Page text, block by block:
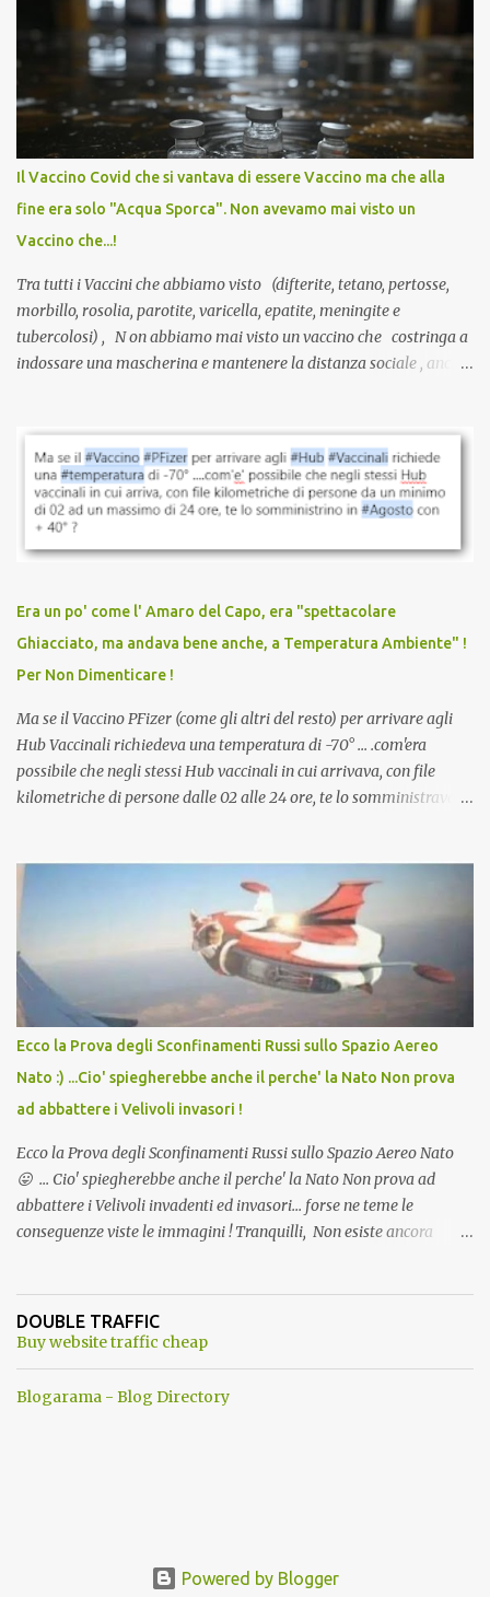
pandemia. Un interrogativo che dovrebbe scuotere chiunque abbia
ancora il coraggio di pensare con la propria testa. Per il vaccino
anti-Covid, un pro-farmaco, con autorizzazione condizionata,
sviluppato in tempi record, con tecnologie mai utilizzate prima su
larga scala, ancora oggetto di studio e di discussione
internazionale serve solo una firma. La tua. Lo si somministra
anche a persone sane, giovani, senza fattori di rischio, spesso già
serve una prescrizione. Non c’è diagnosi. Non c’è presa in carico.
L’unico atto richiesto è una fi...
Il Vaccino Covid che si vantava di essere Vaccino ma che alla
fine era solo "Acqua Sporca". Non avevamo mai visto un
Vaccino che...!
Tra tutti i Vaccini che abbiamo visto (difterite, tetano, pertosse,
morbillo, rosolia, parotite, varicella, epatite, meningite e
tubercolosi) , N on abbiamo mai visto un vaccino che costringa a
indossare una mascherina e mantenere la distanza sociale , anche
vaccinazione. Non avevamo mai sentito parlare di ricompense,
sconti, incentivi per vaccinarsi. Non avevamo mai visto
discriminazioni per coloro che non l’hanno fatto. Se non sei stato
vaccinato, nessuno aveva prima cercato di farti sentire una
persona cattiva. Non avevamo mai visto un vaccino che minacci le
vaccino usato per minacciare i mezzi di sussistenza, il lavoro o la
scuola. Non avevamo mai visto un vaccino che permettesse a un
dodicenne di ignorare il consenso dei genitori. Dopo tutti i vaccini
che abbiamo elencato sopra...
Era un po' come l' Amaro del Capo, era "spettacolare
Ghiacciato, ma andava bene anche, a Temperatura Ambiente" !
Per Non Dimenticare !
Ma se il Vaccino PFizer (come gli altri del resto) per arrivare agli
Hub Vaccinali richiedeva una temperatura di -70° ... .com'era
possibile che negli stessi Hub vaccinali in cui arrivava, con file
kilometriche di persone dalle 02 alle 24 ore, te lo somministravano
Vaccino come: l' Amaro del Capo, era "spettacolare Ghiacciato, ma
andava bene anche, a Temperatura Ambiente"! Riproponiamo
l'articolo per NON Dimenticare!
Ecco la Prova degli Sconfinamenti Russi sullo Spazio Aereo
Nato :) ...Cio' spiegherebbe anche il perche' la Nato Non prova
ad abbattere i Velivoli invasori !
Ecco la Prova degli Sconfinamenti Russi sullo Spazio Aereo Nato
😛 ... Cio' spiegherebbe anche il perche' la Nato Non prova ad
abbattere i Velivoli invadenti ed invasori... forse ne teme le
conseguenze viste le immagini ! Tranquilli, Non esiste ancora
ancora una fantasia Nato o forse una "False Flag", per provocare
una guerra mondiale che difficilmente da menti sane, potrebbe
DOUBLE TRAFFIC
Buy website traffic cheap
Blogarama - Blog Directory
Powered by Blogger